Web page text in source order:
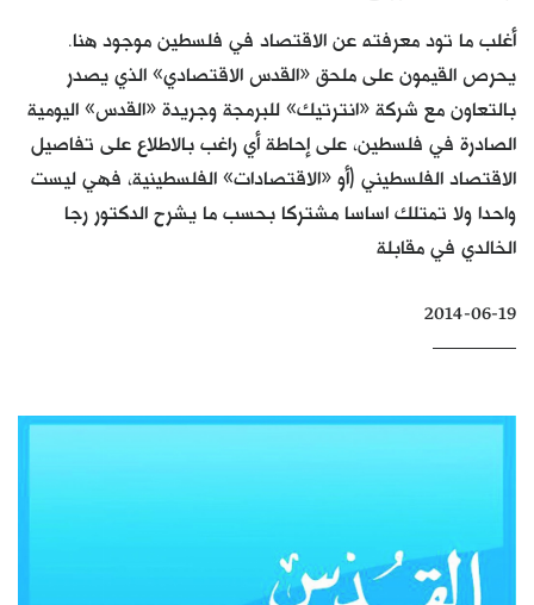
دفاتر
بالصورة
كتّابنا
الأرشيف
أغلب ما تود معرفته عن الاقتصاد في فلسطين موجود هنا.
يحرص القيمون على ملحق «القدس الاقتصادي» الذي يصدر
بالتعاون مع شركة «انترتيك» للبرمجة وجريدة «القدس» اليومية
الصادرة في فلسطين، على إحاطة أي راغب بالاطلاع على تفاصيل
الاقتصاد الفلسطيني (أو «الاقتصادات» الفلسطينية، فهي ليست
واحدا ولا تمتلك اساسا مشتركا بحسب ما يشرح الدكتور رجا
الخالدي في مقابلة
2014-06-19